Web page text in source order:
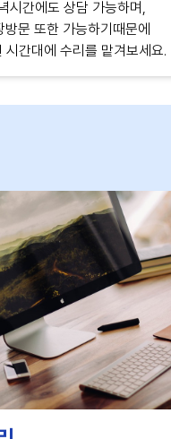
시간에도 상담 가능하며,
방문 또한 가능하기때문에
시간대에 수리를 맡겨보세요.